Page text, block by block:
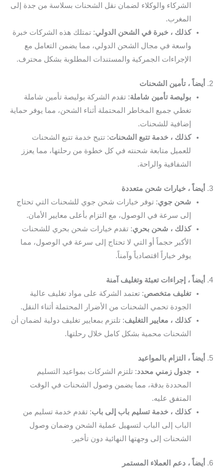
الشركاء والوكلاء لضمان نقل الشحنات بسلاسة من جدة إلى
المغرب.
كذلك ، خبرة في الشحن الدولي: تمتلك هذه الشركات خبرة
واسعة في مجال الشحن الدولي، مما يضمن التعامل مع
الإجراءات الجمركية والمستندات المطلوبة بشكل محترف.
2.
أيضاً ، تأمين الشحنات
بوليصة تأمين شاملة: تقدم الشركة بوليصة تأمين شاملة
تغطي جميع المخاطر المحتملة أثناء الشحن، مما يوفر حماية
إضافية للشحنات.
كذلك ، خدمة تتبع الشحنات: تتيح خدمة تتبع الشحنات
للعميل متابعة شحنته في كل خطوة من رحلتها، مما يعزز
الشفافية والراحة.
3.
أيضاً ، خيارات شحن متعددة
شحن جوي: توفر خيارات شحن جوي للشحنات التي تحتاج
إلى سرعة في الوصول، مع التزام بأعلى معايير الأمان.
كذلك ، شحن بحري: تقدم خيارات شحن بحري للشحنات
الأكبر حجماً أو التي لا تحتاج إلى سرعة في الوصول، مما
يوفر خياراً اقتصادياً وآمناً.
4.
أيضاً ، إجراءات تعبئة وتغليف آمنة
تغليف متخصص: تعتمد الشركة على مواد تغليف عالية
الجودة تحمي الشحنات من الأضرار المحتملة أثناء النقل.
كذلك ، معايير التغليف: تلتزم بمعايير تغليف دولية لضمان أن
الشحنات محمية بشكل كامل خلال رحلتها.
5.
أيضاً ، التزام بالمواعيد
جدول زمني محدد: تلتزم الشركات بمواعيد التسليم
المحددة بدقة، مما يضمن وصول الشحنات في الوقت
المتفق عليه.
كذلك ، خدمة تسليم باب إلى باب: تقدم خدمة تسليم من
الباب إلى الباب لتسهيل عملية الشحن وضمان وصول
الشحنات إلى وجهتها النهائية دون تأخير.
6. أيضاً ، دعم العملاء المستمر